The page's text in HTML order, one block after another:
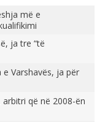
më e
ja tre “të
Varshavës, ja për
arbitri që në 2008-ën